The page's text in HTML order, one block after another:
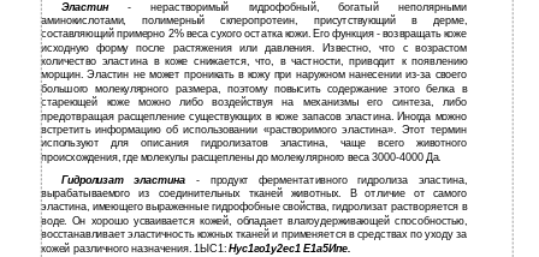
Эластин- нерастворимый гидрофобный, богатый неполярными
аминокислотами, полимерный склеропротеин, присутствующий в дерме,
составляющий примерно 2% веса сухого остатка кожи. Его функция - возвращать коже
исходную форму после растяжения или давления. Известно, что с возрастом
количество эластина в коже снижается, что, в частности, приводит к появлению
морщин. Эластин не может проникать в кожу при наружном нанесении из-за своего
большого молекулярного размера, поэтому повысить содержание этого белка в
стареющей коже можно либо воздействуя на механизмы его синтеза, либо
предотвращая расщепление существующих в коже запасов эластина. Иногда можно
встретить информацию об использовании «растворимого эластина». Этот термин
используют для описания гидролизатов эластина, чаще всего животного
происхождения, где молекулы расщеплены до молекулярного веса 3000-4000 Да.
Гидролизат эластина - продукт ферментативного гидролиза эластина,
вырабатываемого из соединительных тканей животных. В отличие от самого
эластина, имеющего выраженные гидрофобные свойства, гидролизат растворяется в
воде. Он хорошо усваивается кожей, обладает влагоудерживающей способностью,
восстанавливает эластичность кожных тканей и применяется в средствах по уходу за
кожей различного назначения. 1ЫС1: Нус1го1у2ес1 Е1а5Ипе.